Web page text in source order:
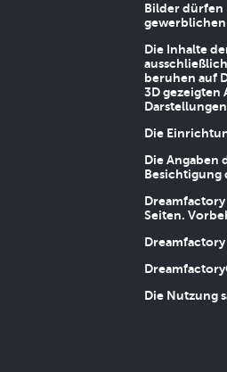
Bilder dürfen
Die Inhalte
beruhen auf
3D gezeigten
Die
Die
Besichtigung
Seiten.
Die Nutzung